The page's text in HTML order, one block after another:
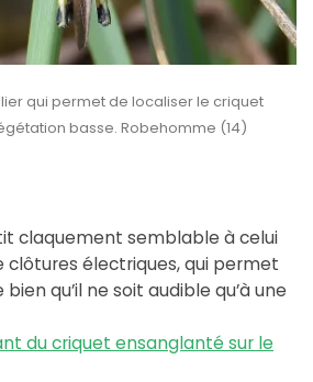
qui permet de localiser le criquet
basse. Robehomme (14)
claquement semblable à celui
clôtures électriques, qui permet
qu’il ne soit audible qu’à une
du criquet ensanglanté sur le